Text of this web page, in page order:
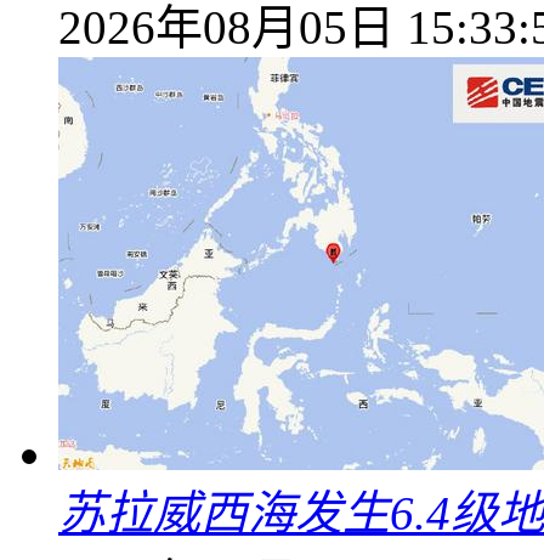
2026年08月05日
苏拉威西海发生6.4级